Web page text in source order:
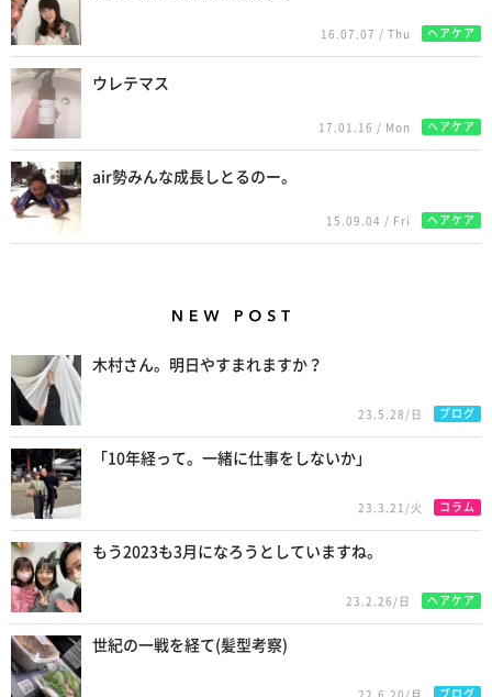
16.07.07 / Thu ヘアケア
ウレテマス
17.01.16 / Mon ヘアケア
air勢みんな成長しとるのー。
15.09.04 / Fri ヘアケア
木村さん。明日やすまれますか？
23.5.28/日 ブログ
「10年経って。一緒に仕事をしないか」
23.3.21/火 コラム
もう2023も3月になろうとしていますね。
23.2.26/日 ヘアケア
世紀の一戦を経て(髪型考察)
ブログ